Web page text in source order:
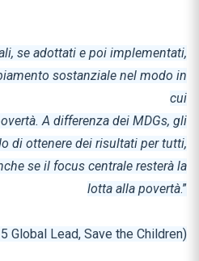
se adottati e poi implementati,
sostanziale nel modo in
cui
A differenza dei MDGs, gli
di ottenere dei risultati per tutti,
se il focus centrale resterà la
lotta alla povertà.”
Global Lead, Save the Children)